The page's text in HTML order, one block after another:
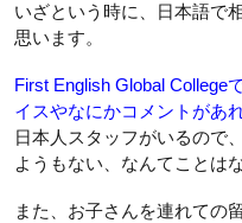
いざという時に、日本語で
思います。
First English Global College
イスやなにかコメントがあ
日本人スタッフがいるので
ようもない、なんてことは
また、お子さんを連れての